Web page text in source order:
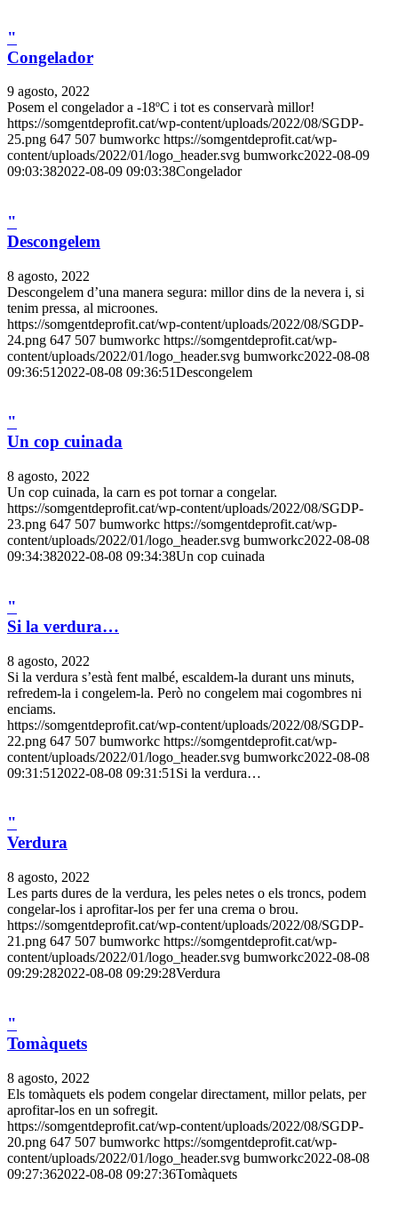
"
Congelador
9 agosto, 2022
Posem el congelador a -18ºC i tot es conservarà millor!
https://somgentdeprofit.cat/wp-content/uploads/2022/08/SGDP-
25.png 647 507 bumworkc https://somgentdeprofit.cat/wp-
content/uploads/2022/01/logo_header.svg bumworkc2022-08-09
09:03:382022-08-09 09:03:38Congelador
"
Descongelem
8 agosto, 2022
Descongelem d’una manera segura: millor dins de la nevera i, si
tenim pressa, al microones.
https://somgentdeprofit.cat/wp-content/uploads/2022/08/SGDP-
24.png 647 507 bumworkc https://somgentdeprofit.cat/wp-
content/uploads/2022/01/logo_header.svg bumworkc2022-08-08
09:36:51 2022-08-08 09:36:51Descongelem
"
Un cop cuinada
8 agosto, 2022
Un cop cuinada, la carn es pot tornar a congelar.
https://somgentdeprofit.cat/wp-content/uploads/2022/08/SGDP-
23.png 647 507 bumworkc https://somgentdeprofit.cat/wp-
content/uploads/2022/01/logo_header.svg bumworkc2022-08-08
09:34:382022-08-08 09:34:38Un cop cuinada
"
Si la verdura…
8 agosto, 2022
Si la verdura s’està fent malbé, escaldem-la durant uns minuts,
refredem-la i congelem-la. Però no congelem mai cogombres ni
enciams.
https://somgentdeprofit.cat/wp-content/uploads/2022/08/SGDP-
22.png 647 507 bumworkc https://somgentdeprofit.cat/wp-
content/uploads/2022/01/logo_header.svg bumworkc2022-08-08
09:31:51 2022-08-08 09:31:51 Si la verdura…
"
Verdura
8 agosto, 2022
Les parts dures de la verdura, les peles netes o els troncs, podem
congelar-los i aprofitar-los per fer una crema o brou.
https://somgentdeprofit.cat/wp-content/uploads/2022/08/SGDP-
21.png 647 507 bumworkc https://somgentdeprofit.cat/wp-
content/uploads/2022/01/logo_header.svg bumworkc2022-08-08
09:29:282022-08-08 09:29:28Verdura
"
Tomàquets
8 agosto, 2022
Els tomàquets els podem congelar directament, millor pelats, per
aprofitar-los en un sofregit.
https://somgentdeprofit.cat/wp-content/uploads/2022/08/SGDP-
20.png 647 507 bumworkc https://somgentdeprofit.cat/wp-
content/uploads/2022/01/logo_header.svg bumworkc2022-08-08
09:27:362022-08-08 09:27:36Tomàquets